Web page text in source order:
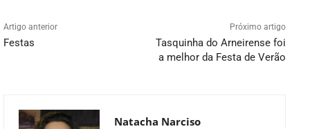
Artigo anterior
Festas
Próximo artigo
Tasquinha do Arneirense foi
a melhor da Festa de Verão
Natacha Narciso